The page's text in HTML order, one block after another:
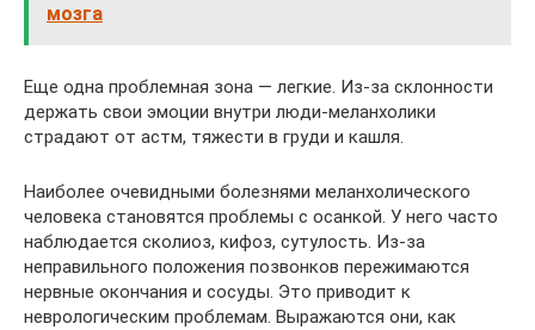
мозга
Еще одна проблемная зона — легкие. Из-за склонности
держать свои эмоции внутри люди-меланхолики
страдают от астм, тяжести в груди и кашля.
Наиболее очевидными болезнями меланхолического
человека становятся проблемы с осанкой. У него часто
наблюдается сколиоз, кифоз, сутулость. Из-за
неправильного положения позвонков пережимаются
нервные окончания и сосуды. Это приводит к
неврологическим проблемам. Выражаются они, как